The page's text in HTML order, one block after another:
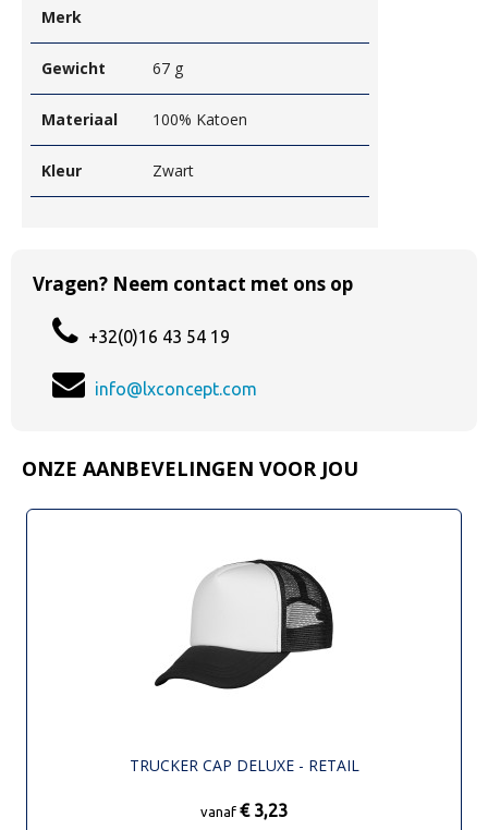
Merk
Gewicht 67 g
Materiaal 100% Katoen
Kleur Zwart
Vragen? Neem contact met ons op
+32(0)16 43 54 19
info@lxconcept.com
ONZE AANBEVELINGEN VOOR JOU
TRUCKER CAP DELUXE - RETAIL
vanaf € 3,23